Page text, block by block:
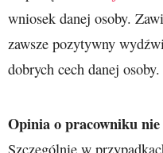
wniosek danej osoby.
zawsze pozytywny
dobrych cech danej osoby.
Opinia o pracowniku nie
Szczególnie w